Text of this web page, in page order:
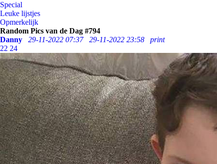
Special
Leuke lijstjes
Opmerkelijk
Random Pics van de Dag #794
Danny
29-11-2022 07:37 29-11-2022 23:58
print
22 24